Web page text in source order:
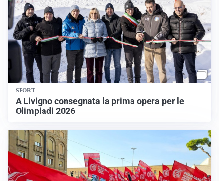
SPORT
A Livigno consegnata la prima opera per le
Olimpiadi 2026